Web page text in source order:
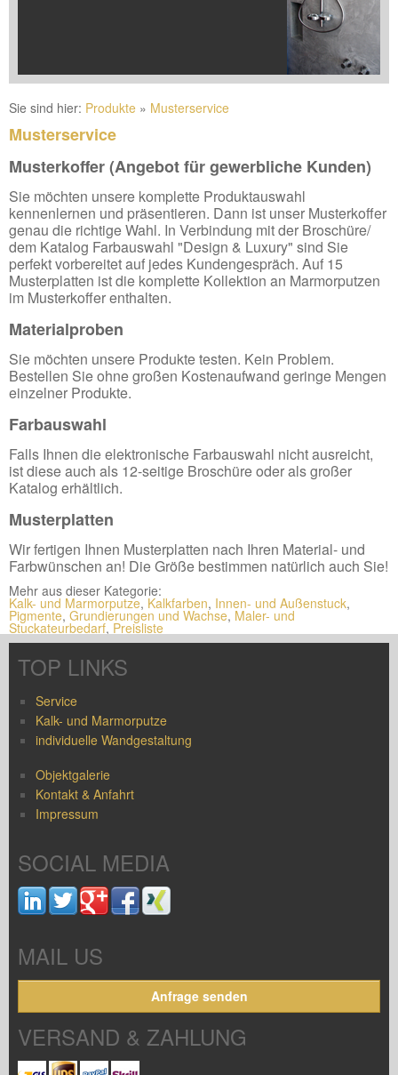
Sie sind hier: Produkte » Musterservice
Musterservice
Musterkoffer (Angebot für gewerbliche Kunden)
Sie möchten unsere komplette Produktauswahl
kennenlernen und präsentieren. Dann ist unser Musterkoffer
genau die richtige Wahl. In Verbindung mit der Broschüre/
dem Katalog Farbauswahl "Design & Luxury" sind Sie
perfekt vorbereitet auf jedes Kundengespräch. Auf 15
Musterplatten ist die komplette Kollektion an Marmorputzen
im Musterkoffer enthalten.
Materialproben
Sie möchten unsere Produkte testen. Kein Problem.
Bestellen Sie ohne großen Kostenaufwand geringe Mengen
einzelner Produkte.
Farbauswahl
Falls Ihnen die elektronische Farbauswahl nicht ausreicht,
ist diese auch als 12-seitige Broschüre oder als großer
Katalog erhältlich.
Musterplatten
Wir fertigen Ihnen Musterplatten nach Ihren Material- und
Farbwünschen an! Die Größe bestimmen natürlich auch Sie!
Mehr aus dieser Kategorie:
Kalk- und Marmorputze, Kalkfarben, Innen- und Außenstuck,
Pigmente, Grundierungen und Wachse, Maler- und
Stuckateurbedarf, Preisliste
TOP LINKS
Service
Kalk- und Marmorputze
individuelle Wandgestaltung
Objektgalerie
Kontakt & Anfahrt
Impressum
SOCIAL MEDIA
MAIL US
Anfrage senden
VERSAND & ZAHLUNG